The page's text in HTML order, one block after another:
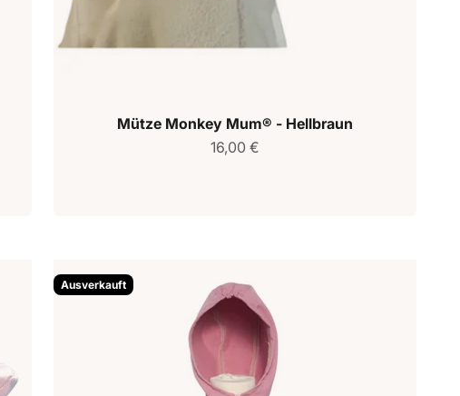
Mütze Monkey Mum® - Hellbraun
Verkaufspreis
16,00 €
Ausverkauft